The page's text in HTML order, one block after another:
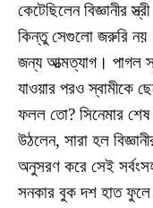
কেটেছিলেন বিজ্ঞানীর
কিন্তু সেগুলো জরুরি নয়।
জন্য আত্মত্যাগ। পাগল
যাওয়ার পরও স্বামীকে
ফলল তো? সিনেমার শেষ
উঠলেন, সারা হল
অনুসরণ করে সেই
সনকার বুক দশ হাত